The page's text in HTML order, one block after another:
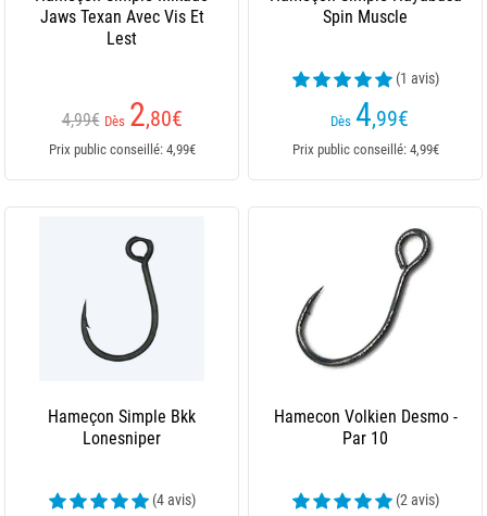
Jaws Texan Avec Vis Et
Lest
4,99€ Dès 2,80€
Prix public conseillé: 4,99€
Spin Muscle
(1 avis)
Dès 4,99€
Prix public conseillé: 4,99€
Hameçon Simple Bkk
Lonesniper
(4 avis)
Hamecon Volkien Desmo -
Par 10
(2 avis)